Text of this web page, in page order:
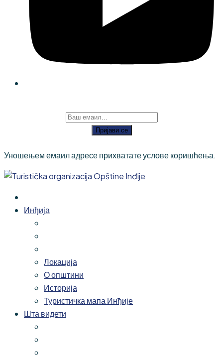
Пријави се
Уношењем емаил адресе прихватате услове коришћења.
Инђија
Локација
О општини
Историја
Туристичка мапа Инђије
Шта видети